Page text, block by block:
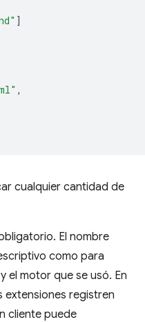
]
,
cualquier cantidad de
El nombre
como para
el motor que se usó. En
extensiones registren
cliente puede